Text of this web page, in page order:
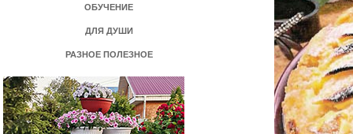
ОБУЧЕНИЕ
ДЛЯ ДУШИ
РАЗНОЕ ПОЛЕЗНОЕ